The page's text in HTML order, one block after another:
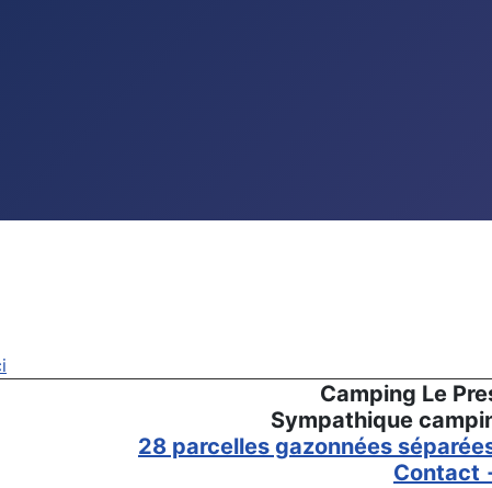
Camping Le
Sympathique
28 parcelles gazonnées